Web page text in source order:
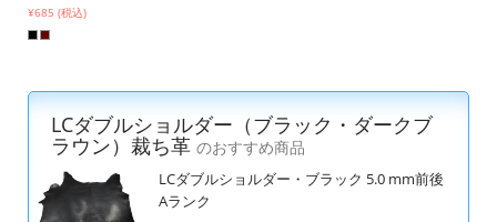
¥685 (税込)
LCダブルショルダー（ブラック・ダークブ
ラウン）裁ち革 のおすすめ商品
LCダブルショルダー・ブラック 5.0 mm前後
Aランク